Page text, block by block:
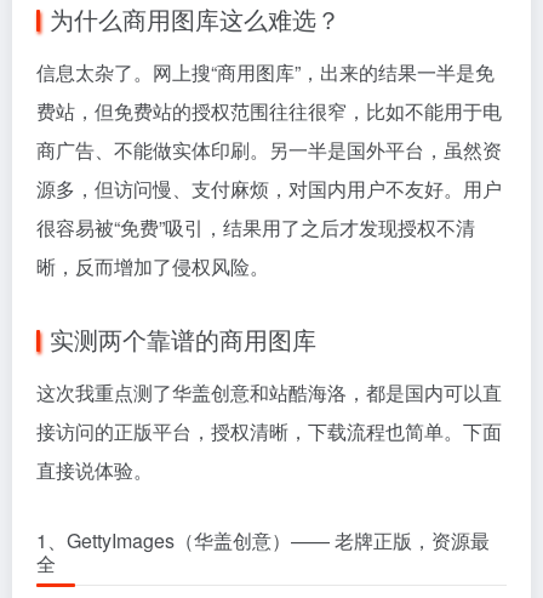
为什么商用图库这么难选？
信息太杂了。网上搜“商用图库”，出来的结果一半是免
费站，但免费站的授权范围往往很窄，比如不能用于电
商广告、不能做实体印刷。另一半是国外平台，虽然资
源多，但访问慢、支付麻烦，对国内用户不友好。用户
很容易被“免费”吸引，结果用了之后才发现授权不清
晰，反而增加了侵权风险。
实测两个靠谱的商用图库
这次我重点测了华盖创意和站酷海洛，都是国内可以直
接访问的正版平台，授权清晰，下载流程也简单。下面
直接说体验。
1、GettyImages（华盖创意）—— 老牌正版，资源最
全